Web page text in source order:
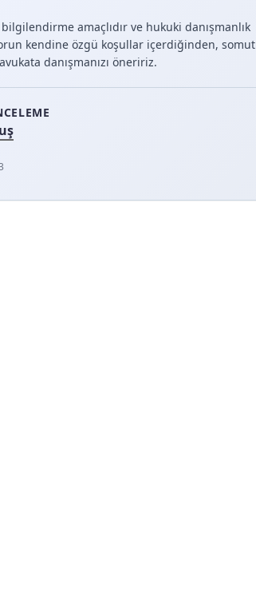
amaçlıdır ve hukuki danışmanlık
kendine özgü koşullar içerdiğinden, somut
danışmanızı öneririz.